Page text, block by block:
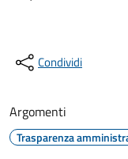
Condividi
Argomenti
Trasparenza